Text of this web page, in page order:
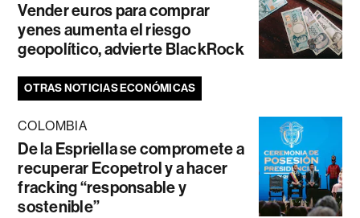
Vender euros para comprar
yenes aumenta el riesgo
geopolítico, advierte BlackRock
OTRAS NOTICIAS ECONÓMICAS
COLOMBIA
De la Espriella se compromete a
recuperar Ecopetrol y a hacer
fracking “responsable y
sostenible”